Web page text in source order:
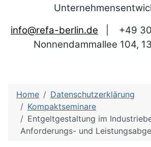
info@refa-berlin.de
+49
Nonnendammallee 104,
Home
Datenschutzerklärung
Kompaktseminare
Entgeltgestaltung im
Anforderungs- und